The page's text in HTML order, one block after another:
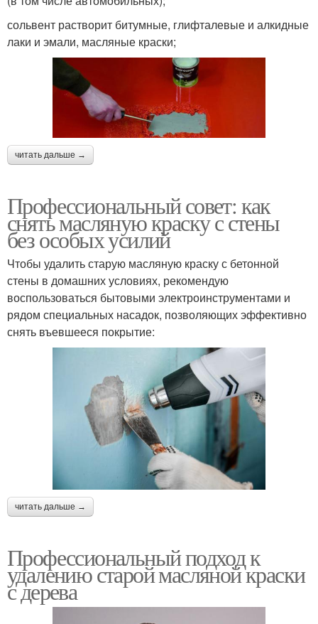
сольвент растворит битумные, глифталевые и алкидные
лаки и эмали, масляные краски;
читать дальше →
Профессиональный совет: как
снять масляную краску с стены
без особых усилий
Чтобы удалить старую масляную краску с бетонной
стены в домашних условиях, рекомендую
воспользоваться бытовыми электроинструментами и
рядом специальных насадок, позволяющих эффективно
снять въевшееся покрытие:
читать дальше →
Профессиональный подход к
удалению старой масляной краски
с дерева